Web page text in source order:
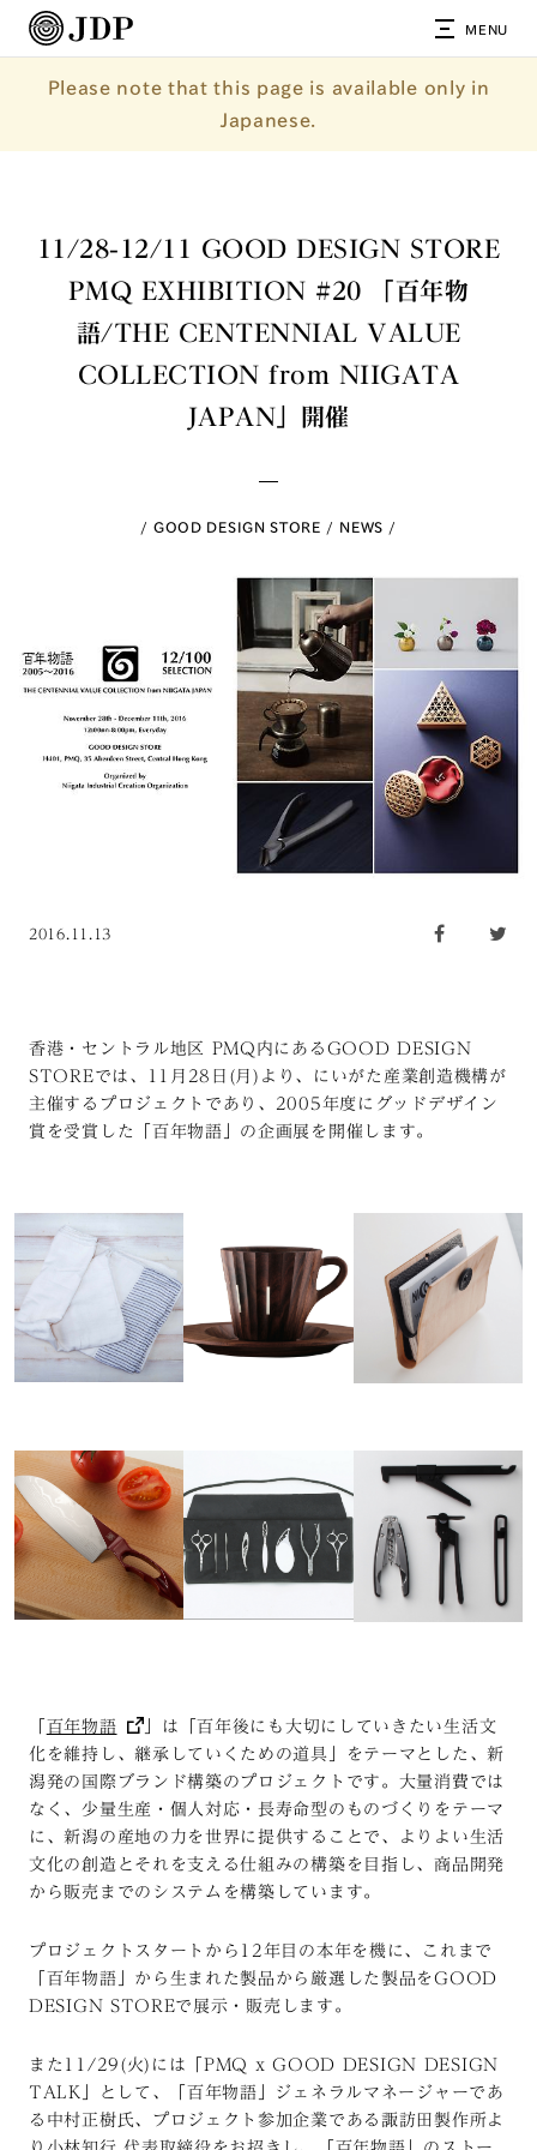
MENU
Please note that this page is available only in
Japanese.
11/28-12/11 GOOD DESIGN STORE
PMQ EXHIBITION #20 「百年物
語/THE CENTENNIAL VALUE
COLLECTION from NIIGATA
JAPAN」開催
GOOD DESIGN STORE NEWS
2016.11.13
香港・セントラル地区 PMQ内にあるGOOD DESIGN
STOREでは、11月28日(月)より、にいがた産業創造機構が
主催するプロジェクトであり、2005年度にグッドデザイン
賞を受賞した「百年物語」の企画展を開催します。
百年物語
」は「百年後にも大切にしていきたい生活文
化を維持し、継承していくための道具」をテーマとした、新
潟発の国際ブランド構築のプロジェクトです。大量消費では
なく、少量生産・個人対応・長寿命型のものづくりをテーマ
に、新潟の産地の力を世界に提供することで、よりよい生活
文化の創造とそれを支える仕組みの構築を目指し、商品開発
から販売までのシステムを構築しています。
プロジェクトスタートから12年目の本年を機に、これまで
「百年物語」から生まれた製品から厳選した製品をGOOD
DESIGN STOREで展示・販売します。
また11/29(火)には「PMQ x GOOD DESIGN DESIGN
TALK」として、「百年物語」ジェネラルマネージャーであ
る中村正樹氏、プロジェクト参加企業である諏訪田製作所よ